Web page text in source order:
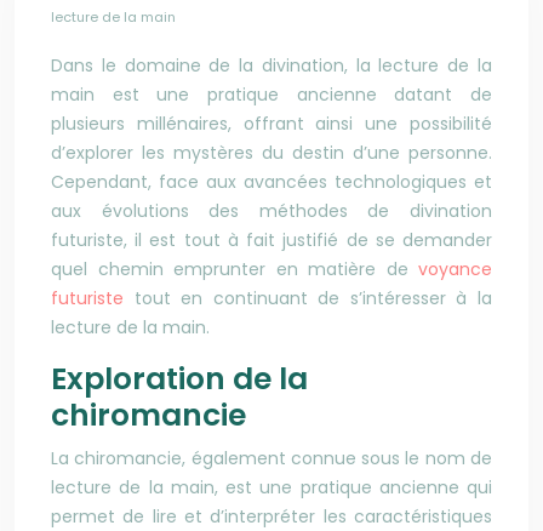
lecture de la main
Dans le domaine de la divination, la lecture de la
main est une pratique ancienne datant de
plusieurs millénaires, offrant ainsi une possibilité
d’explorer les mystères du destin d’une personne.
Cependant, face aux avancées technologiques et
aux évolutions des méthodes de divination
futuriste, il est tout à fait justifié de se demander
quel chemin emprunter en matière de voyance
futuriste tout en continuant de s’intéresser à la
lecture de la main.
Exploration de la
chiromancie
La chiromancie, également connue sous le nom de
lecture de la main, est une pratique ancienne qui
permet de lire et d’interpréter les caractéristiques